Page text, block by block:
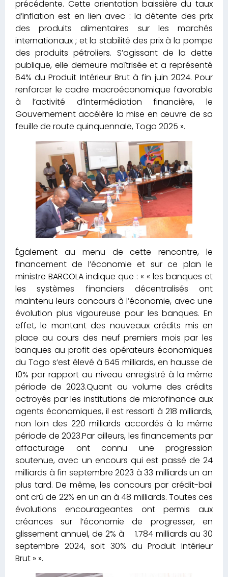
précédente. Cette orientation baissière du taux
d’inflation est en lien avec : la détente des prix
des produits alimentaires sur les marchés
internationaux ; et la stabilité des prix à la pompe
des produits pétroliers. S’agissant de la dette
publique, elle demeure maîtrisée et a représenté
64% du Produit Intérieur Brut à fin juin 2024. Pour
renforcer le cadre macroéconomique favorable
à l’activité d’intermédiation financière, le
Gouvernement accélère la mise en œuvre de sa
feuille de route quinquennale, Togo 2025 ».
Également au menu de cette rencontre,
le
financement de l’économie et sur ce plan le
ministre BARCOLA indique que : « « les banques et
les systèmes financiers décentralisés ont
maintenu leurs concours à l’économie, avec une
évolution plus vigoureuse pour les banques. En
effet, le montant des nouveaux crédits mis en
place au cours des neuf premiers mois par les
banques au profit des opérateurs économiques
du Togo s’est élevé à 645 milliards, en hausse de
10% par rapport au niveau enregistré à la même
période de 2023.Quant au volume des crédits
octroyés par les institutions de microfinance aux
agents économiques, il est ressorti à 218 milliards,
non loin des 220 milliards accordés à la même
période de 2023.Par ailleurs, les financements par
affacturage ont connu une progression
soutenue, avec un encours qui est passé de 24
milliards à fin septembre 2023 à 33 milliards un an
plus tard. De même, les concours par crédit-bail
ont crû de 22% en un an à 48 milliards. Toutes ces
évolutions encourageantes ont permis aux
créances sur l’économie de progresser, en
glissement annuel, de 2% à 1.784 milliards au 30
septembre 2024, soit 30% du Produit Intérieur
Brut » ».